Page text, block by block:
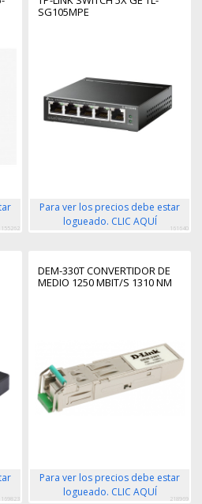
155262
SG105MPE
Para ver los precios debe estar
logueado. CLIC AQUÍ
161640
169823
DEM-330T CONVERTIDOR DE
MEDIO 1250 MBIT/S 1310 NM
Para ver los precios debe estar
logueado. CLIC AQUÍ
218969